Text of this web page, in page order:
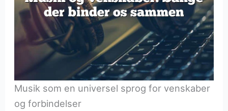
Musik som en universel sprog for venskaber
og forbindelser